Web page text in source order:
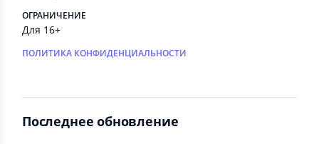
ОГРАНИЧЕНИЕ
Для 16+
ПОЛИТИКА КОНФИДЕНЦИАЛЬНОСТИ
Последнее обновление